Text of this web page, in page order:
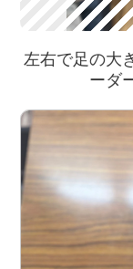
左右で足の大
ーダ